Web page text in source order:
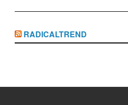
RADICALTREND